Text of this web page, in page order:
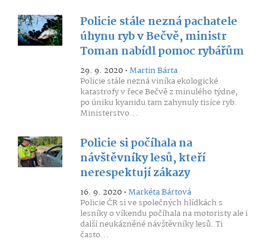
Policie stále nezná pachatele
úhynu ryb v Bečvě, ministr
Toman nabídl pomoc rybářům
29. 9. 2020 •Martin Bárta
Policie stále nezná viníka ekologické
katastrofy v řece Bečvě z minulého týdne,
po úniku kyanidu tam zahynuly tisíce ryb.
Ministerstvo...
Policie si počíhala na
návštěvníky lesů, kteří
nerespektují zákazy
16. 9. 2020 •Markéta Bártová
Policie ČR si ve společných hlídkách s
lesníky o víkendu počíhala na motoristy ale i
další neukázněné návštěvníky lesů. Ti
často...